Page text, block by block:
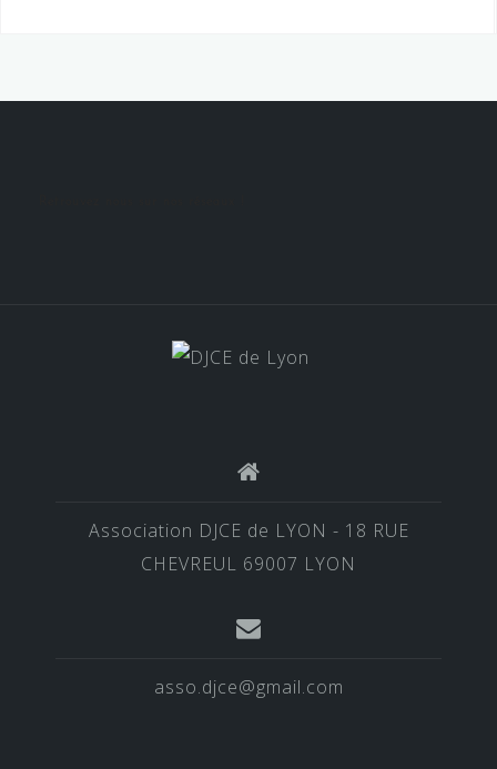
Association DJCE de LYON - 18 RUE
CHEVREUL 69007 LYON
asso.djce@gmail.com